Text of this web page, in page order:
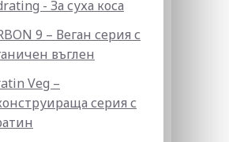
- За суха коса
9 – Веган серия с
въглен
Veg –
серия с